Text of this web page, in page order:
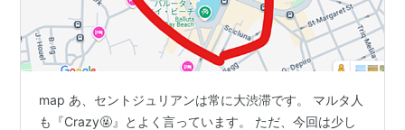
map あ、セントジュリアンは常に大渋滞です。 マルタ人
も『Crazy🤬』とよく言っています。 ただ、今回は少し